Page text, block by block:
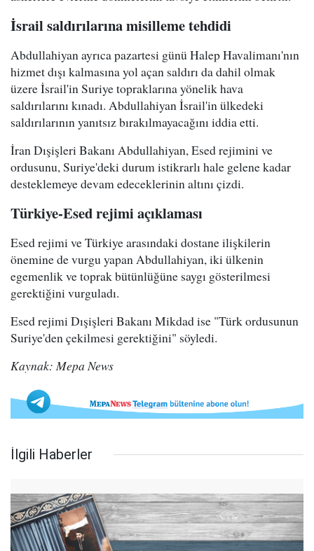
İsrail saldırılarına misilleme tehdidi
Abdullahiyan ayrıca pazartesi günü Halep Havalimanı'nın
hizmet dışı kalmasına yol açan saldırı da dahil olmak
üzere İsrail'in Suriye topraklarına yönelik hava
saldırılarını kınadı. Abdullahiyan İsrail'in ülkedeki
saldırılarının yanıtsız bırakılmayacağını iddia etti.
İran Dışişleri Bakanı Abdullahiyan, Esed rejimini ve
ordusunu, Suriye'deki durum istikrarlı hale gelene kadar
desteklemeye devam edeceklerinin altını çizdi.
Türkiye-Esed rejimi açıklaması
Esed rejimi ve Türkiye arasındaki dostane ilişkilerin
önemine de vurgu yapan Abdullahiyan, iki ülkenin
egemenlik ve toprak bütünlüğüne saygı gösterilmesi
gerektiğini vurguladı.
Esed rejimi Dışişleri Bakanı Mikdad ise "Türk ordusunun
Suriye'den çekilmesi gerektiğini" söyledi.
Kaynak: Mepa News
İlgili Haberler